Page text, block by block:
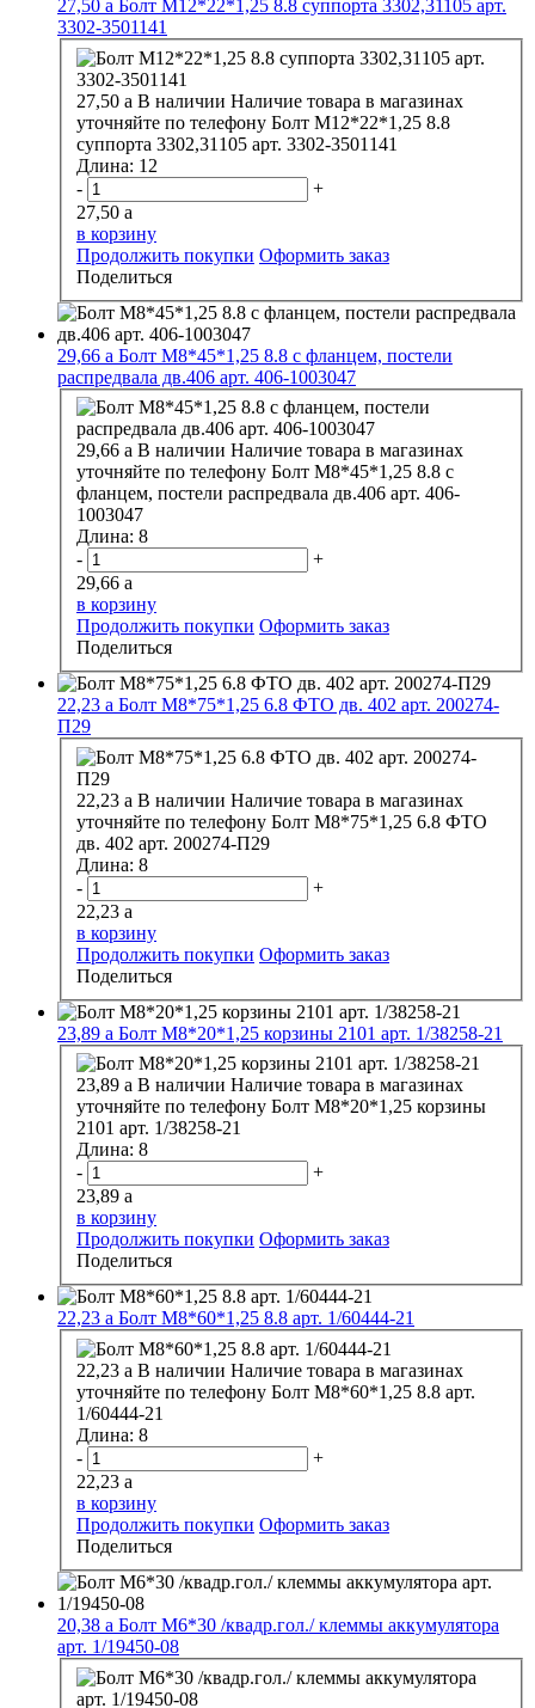
27,50 a Болт М12*22*1,25 8.8 суппорта 3302,31105 арт.
3302-3501141
27,50 a В наличии Наличие товара в магазинах
уточняйте по телефону Болт М12*22*1,25 8.8
суппорта 3302,31105 арт. 3302-3501141
Длина: 12
-
+
27,50 a
в корзину
Продолжить покупки Оформить заказ
Поделиться
29,66 a Болт М8*45*1,25 8.8 с фланцем, постели
распредвала дв.406 арт. 406-1003047
29,66 a В наличии Наличие товара в магазинах
уточняйте по телефону Болт М8*45*1,25 8.8 с
фланцем, постели распредвала дв.406 арт. 406-
1003047
Длина: 8
-
+
29,66 a
в корзину
Продолжить покупки Оформить заказ
Поделиться
22,23 a Болт М8*75*1,25 6.8 ФТО дв. 402 арт. 200274-
П29
22,23 a В наличии Наличие товара в магазинах
уточняйте по телефону Болт М8*75*1,25 6.8 ФТО
дв. 402 арт. 200274-П29
Длина: 8
-
+
22,23 a
в корзину
Продолжить покупки Оформить заказ
Поделиться
23,89 a Болт М8*20*1,25 корзины 2101 арт. 1/38258-21
23,89 a В наличии Наличие товара в магазинах
уточняйте по телефону Болт М8*20*1,25 корзины
2101 арт. 1/38258-21
Длина: 8
-
+
23,89 a
в корзину
Продолжить покупки Оформить заказ
Поделиться
22,23 a Болт М8*60*1,25 8.8 арт. 1/60444-21
22,23 a В наличии Наличие товара в магазинах
уточняйте по телефону Болт М8*60*1,25 8.8 арт.
1/60444-21
Длина: 8
-
+
22,23 a
в корзину
Продолжить покупки Оформить заказ
Поделиться
20,38 a Болт М6*30 /квадр.гол./ клеммы аккумулятора
арт. 1/19450-08